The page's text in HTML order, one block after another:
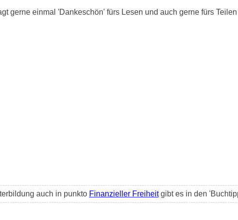
gerne einmal 'Dankeschön' fürs Lesen und auch gerne fürs Teilen
auch in punkto Finanzieller Freiheitgibt es in den